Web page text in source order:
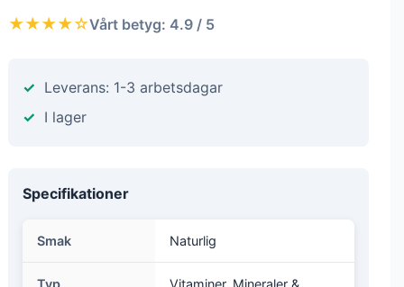
★★★★☆Vårt betyg: 4.9 / 5
Leverans: 1-3 arbetsdagar
I lager
Specifikationer
Smak Naturlig
Typ
Vitaminer, Mineraler &